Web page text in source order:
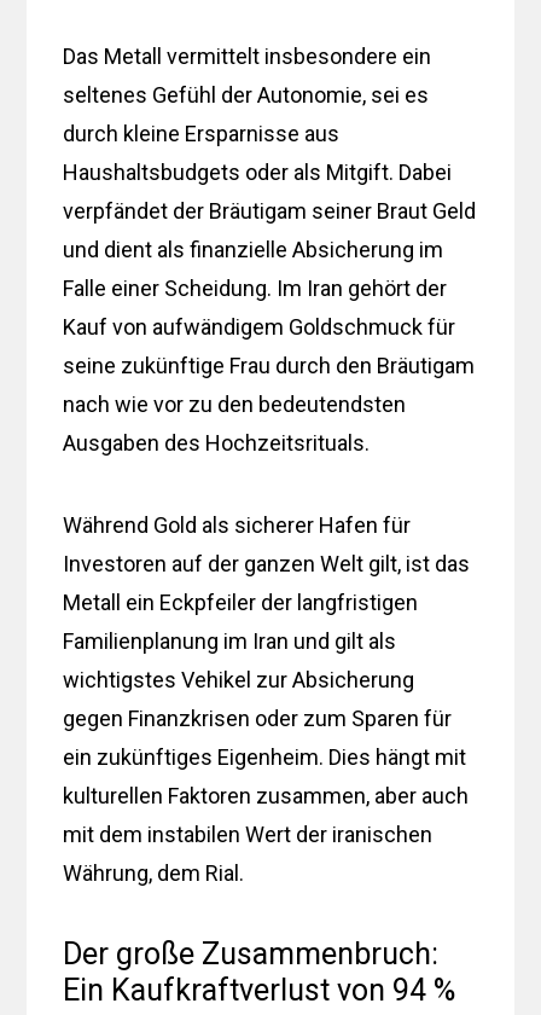
Das Metall vermittelt insbesondere ein
seltenes Gefühl der Autonomie, sei es
durch kleine Ersparnisse aus
Haushaltsbudgets oder als Mitgift. Dabei
verpfändet der Bräutigam seiner Braut Geld
und dient als finanzielle Absicherung im
Falle einer Scheidung. Im Iran gehört der
Kauf von aufwändigem Goldschmuck für
seine zukünftige Frau durch den Bräutigam
nach wie vor zu den bedeutendsten
Ausgaben des Hochzeitsrituals.
Während Gold als sicherer Hafen für
Investoren auf der ganzen Welt gilt, ist das
Metall ein Eckpfeiler der langfristigen
Familienplanung im Iran und gilt als
wichtigstes Vehikel zur Absicherung
gegen Finanzkrisen oder zum Sparen für
ein zukünftiges Eigenheim. Dies hängt mit
kulturellen Faktoren zusammen, aber auch
mit dem instabilen Wert der iranischen
Währung, dem Rial.
Der große Zusammenbruch:
Ein Kaufkraftverlust von 94 %